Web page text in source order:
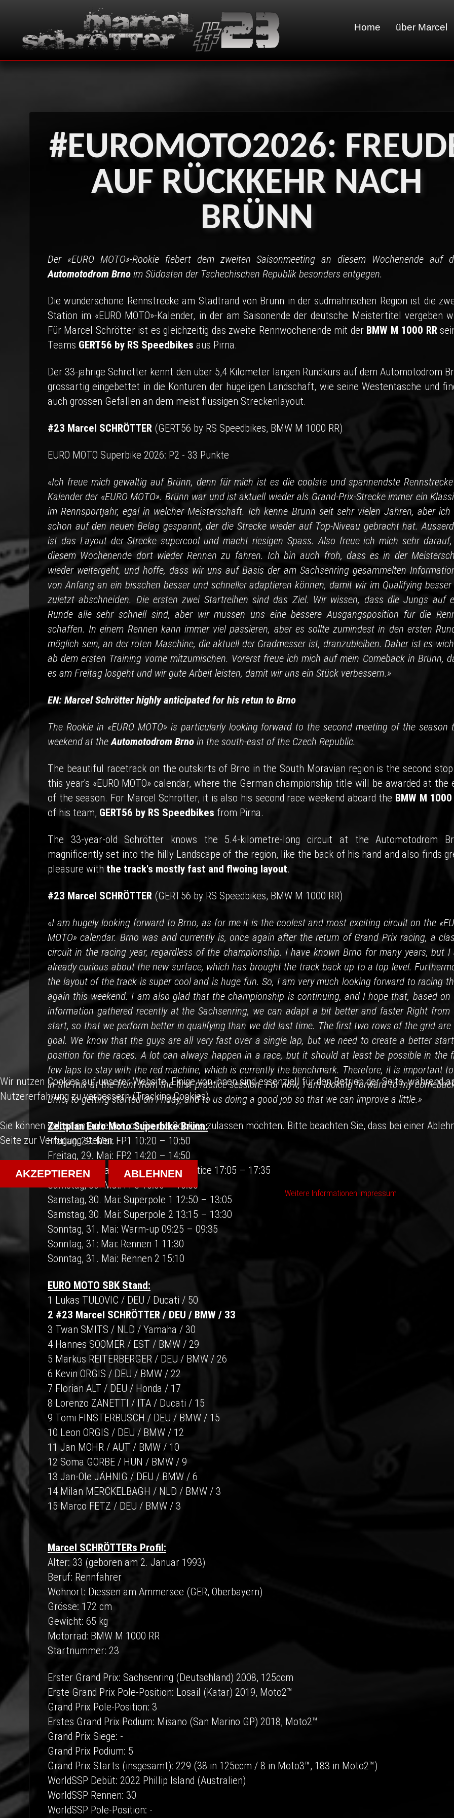
Home über Marcel
#EUROMOTO2026:
AUF RÜCKKEHR NACH
BRÜNN
Der «EURO MOTO»-Rookie fiebert dem zweiten Saisonmeeting an diesem Wochenende auf
Automotodrom Brno im Südosten der Tschechischen Republik besonders entgegen.
Die wunderschöne Rennstrecke am Stadtrand von Brünn in der südmährischen Region ist die
Station im «EURO MOTO»-Kalender, in der am Saisonende der deutsche Meistertitel vergeben
Für Marcel Schrötter ist es gleichzeitig das zweite Rennwochenende mit der BMW M 1000 RR
Teams GERT56 by RS Speedbikes aus Pirna.
Der 33-jährige Schrötter kennt den über 5,4 Kilometer langen Rundkurs auf dem Automotodrom
grossartig eingebettet in die Konturen der hügeligen Landschaft, wie seine Westentasche und
auch grossen Gefallen an dem meist flüssigen Streckenlayout.
#23 Marcel SCHRÖTTER (GERT56 by RS Speedbikes, BMW M 1000 RR)
EURO MOTO Superbike 2026: P2 - 33 Punkte
«Ich freue mich gewaltig auf Brünn, denn für mich ist es die coolste und spannendste
Kalender der «EURO MOTO». Brünn war und ist aktuell wieder als Grand-Prix-Strecke immer ein
im Rennsportjahr, egal in welcher Meisterschaft. Ich kenne Brünn seit sehr vielen Jahren, aber ich
schon auf den neuen Belag gespannt, der die Strecke wieder auf Top-Niveau gebracht hat.
ist das Layout der Strecke supercool und macht riesigen Spass. Also freue ich mich sehr
diesem Wochenende dort wieder Rennen zu fahren. Ich bin auch froh, dass es in der
wieder weitergeht, und hoffe, dass wir uns auf Basis der am Sachsenring gesammelten
von Anfang an ein bisschen besser und schneller adaptieren können, damit wir im Qualifying
zuletzt abschneiden. Die ersten zwei Startreihen sind das Ziel. Wir wissen, dass die Jungs auf
Runde alle sehr schnell sind, aber wir müssen uns eine bessere Ausgangsposition für die
schaffen. In einem Rennen kann immer viel passieren, aber es sollte zumindest in den ersten
möglich sein, an der roten Maschine, die aktuell der Gradmesser ist, dranzubleiben. Daher ist es
ab dem ersten Training vorne mitzumischen. Vorerst freue ich mich auf mein Comeback in Brünn,
es am Freitag losgeht und wir gute Arbeit leisten, damit wir uns ein Stück verbessern.»
EN: Marcel Schrötter highly anticipated for his retun to Brno
The Rookie in «EURO MOTO» is particularly looking forward to the second meeting of the season
weekend at theAutomotodrom Brno in the south-east of the Czech Republic.
The beautiful racetrack on the outskirts of Brno in the South Moravian region is the second
this year's «EURO MOTO» calendar, where the German championship title will be awarded at the
of the season. For Marcel Schrötter, it is also his second race weekend aboard the BMW M 1000
of his team, GERT56 by RS Speedbikes from Pirna.
The 33-year-old Schrötter knows the 5.4-kilometre-long circuit at the Automotodrom
magnificently set into the hilly Landscape of the region, like the back of his hand and also finds
pleasure with the track's mostly fast and flwoing layout.
#23 Marcel SCHRÖTTER (GERT56 by RS Speedbikes, BMW M 1000 RR)
«I am hugely looking forward to Brno, as for me it is the coolest and most exciting circuit on the
MOTO» calendar. Brno was and currently is, once again after the return of Grand Prix racing, a
circuit in the racing year, regardless of the championship. I have known Brno for many years, but I
already curious about the new surface, which has brought the track back up to a top level.
the layout of the track is super cool and is huge fun. So, I am very much looking forward to racing
again this weekend. I am also glad that the championship is continuing, and I hope that, based on
information gathered recently at the Sachsenring, we can adapt a bit better and faster Right from
start, so that we perform better in qualifying than we did last time. The first two rows of the grid are
goal. We know that the guys are all very fast over a single lap, but we need to create a better
position for the races. A lot can always happen in a race, but it should at least be possible in the
few laps to stay with the red machine, which is currently the benchmark. Therefore, it is important
in the mix at the front from the first practice session. For now, I am looking forward to my
Brno, to getting started on Friday, and to us doing a good job so that we can improve a little.»
Zeitplan Euro Moto Superbike Brünn:
Freitag, 29. Mai: FP1 10:20 – 10:50
Freitag, 29. Mai: FP2 14:20 – 14:50
Freitag, 29. Mai: Superpole Pre-Practice 17:05 – 17:35
Samstag, 30. Mai: FP3 10:00 – 10:30
Samstag, 30. Mai: Superpole 1 12:50 – 13:05
Samstag, 30. Mai: Superpole 2 13:15 – 13:30
Sonntag, 31. Mai: Warm-up 09:25 – 09:35
Sonntag, 31: Mai: Rennen 1 11:30
Sonntag, 31. Mai: Rennen 2 15:10
EURO MOTO SBK Stand:
1 Lukas TULOVIC / DEU / Ducati / 50
2 #23 Marcel SCHRÖTTER / DEU / BMW / 33
3 Twan SMITS / NLD / Yamaha / 30
4 Hannes SOOMER / EST / BMW / 29
5 Markus REITERBERGER / DEU / BMW / 26
6 Kevin ORGIS / DEU / BMW / 22
7 Florian ALT / DEU / Honda / 17
8 Lorenzo ZANETTI / ITA / Ducati / 15
9 Tomi FINSTERBUSCH / DEU / BMW / 15
10 Leon ORGIS / DEU / BMW / 12
11 Jan MOHR / AUT / BMW / 10
12 Soma GÖRBE / HUN / BMW / 9
13 Jan-Ole JÄHNIG / DEU / BMW / 6
14 Milan MERCKELBAGH / NLD / BMW / 3
15 Marco FETZ / DEU / BMW / 3
Marcel SCHRÖTTERs Profil:
Alter: 33 (geboren am 2. Januar 1993)
Beruf: Rennfahrer
Wohnort: Diessen am Ammersee (GER, Oberbayern)
Grösse: 172 cm
Gewicht: 65 kg
Motorrad: BMW M 1000 RR
Startnummer: 23
Erster Grand Prix: Sachsenring (Deutschland) 2008, 125ccm
Erste Grand Prix Pole-Position: Losail (Katar) 2019, Moto2™
Grand Prix Pole-Position: 3
Erstes Grand Prix Podium: Misano (San Marino GP) 2018, Moto2™
Grand Prix Siege: -
Grand Prix Podium: 5
Grand Prix Starts (insgesamt): 229 (38 in 125ccm / 8 in Moto3™, 183 in Moto2™)
WorldSSP Debüt: 2022 Phillip Island (Australien)
WorldSSP Rennen: 30
WorldSSP Pole-Position: -
Wir nutzen Cookies auf unserer Website. Einige von ihnen sind essenziell für den Betrieb der Seite, während
Nutzererfahrung zu verbessern (Tracking Cookies).
Sie können selbst entscheiden, ob Sie die Cookies zulassen möchten. Bitte beachten Sie, dass bei einer
Seite zur Verfügung stehen.
AKZEPTIEREN ABLEHNEN
Weitere Informationen Impressum